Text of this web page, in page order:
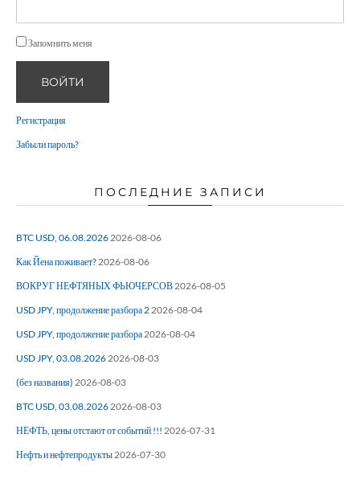
Запомнить меня
ВОЙТИ
Регистрация
Забыли пароль?
ПОСЛЕДНИЕ ЗАПИСИ
BTC USD, 06.08.20262026-08-06
Как Йена поживает?2026-08-06
ВОКРУГ НЕФТЯНЫХ ФЬЮЧЕРСОВ2026-08-05
USD JPY, продолжение разбора 22026-08-04
USD JPY, продолжение разбора2026-08-04
USD JPY, 03.08.20262026-08-03
(без названия) 2026-08-03
BTC USD, 03.08.20262026-08-03
НЕФТЬ, цены отстают от событий !!! 2026-07-31
Нефть и нефтепродукты2026-07-30